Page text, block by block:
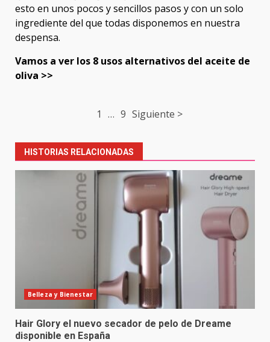
esto en unos pocos y sencillos pasos y con un solo
ingrediente del que todas disponemos en nuestra
despensa.
Vamos a ver los 8 usos alternativos del aceite de
oliva >>
1 … 9 Siguiente >
HISTORIAS RELACIONADAS
Belleza y Bienestar
Hair Glory el nuevo secador de pelo de Dreame
disponible en España